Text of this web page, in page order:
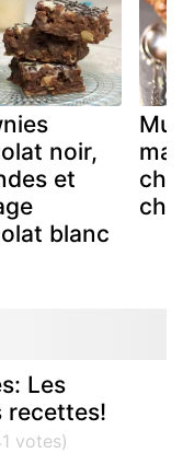
noir,
et
blanc
Les
recettes!